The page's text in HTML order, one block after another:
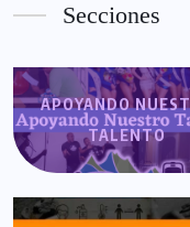
Secciones
APOYANDO
TALENTO